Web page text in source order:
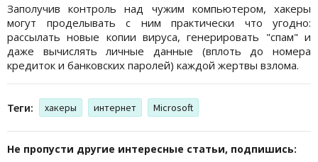
Заполучив контроль над чужим компьютером, хакеры
могут проделывать с ним практически что угодно:
рассылать новые копии вируса, генерировать "спам" и
даже вычислять личные данные (вплоть до номера
кредиток и банковских паролей) каждой жертвы взлома.
Теги: хакеры интернет Microsoft
Не пропусти другие интересные статьи, подпишись: